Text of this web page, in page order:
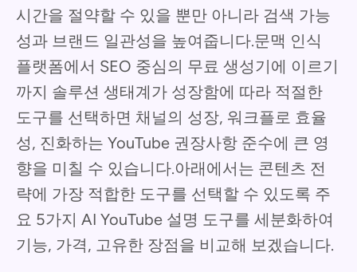
시간을 절약할 수 있을 뿐만 아니라 검색 가능
성과 브랜드 일관성을 높여줍니다.문맥 인식
플랫폼에서 SEO 중심의 무료 생성기에 이르기
까지 솔루션 생태계가 성장함에 따라 적절한
도구를 선택하면 채널의 성장, 워크플로 효율
성, 진화하는 YouTube 권장사항 준수에 큰 영
향을 미칠 수 있습니다.아래에서는 콘텐츠 전
략에 가장 적합한 도구를 선택할 수 있도록 주
요 5가지 AI YouTube 설명 도구를 세분화하여
기능, 가격, 고유한 장점을 비교해 보겠습니다.